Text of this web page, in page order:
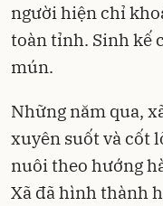
người hiện chỉ
toàn tỉnh. Sinh kế
mún.
Những năm qua,
xuyên suốt và cốt
nuôi theo hướng
Xã đã hình thành